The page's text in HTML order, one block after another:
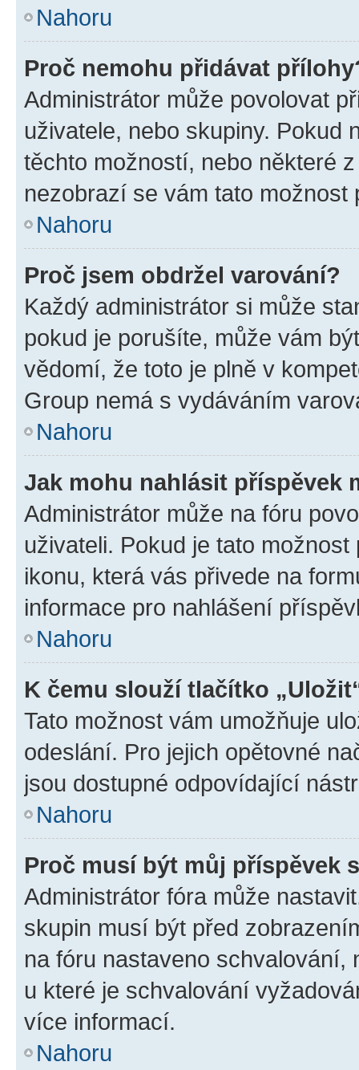
Nahoru
Proč nemohu přidávat
Administrátor může povolovat
uživatele, nebo skupiny. Pokud
těchto možností, nebo některé
nezobrazí se vám tato
Nahoru
Proč jsem obdržel varování?
Každý administrátor si může
pokud je porušíte, může vám
vědomí, že toto je plně v
Group nemá s vydáváním
Nahoru
Jak mohu nahlásit příspěvek
Administrátor může na fóru
uživateli. Pokud je tato
ikonu, která vás přivede na
informace pro nahlášení
Nahoru
K čemu slouží tlačítko
Tato možnost vám umožňuje
odeslání. Pro jejich opětovné
jsou dostupné odpovídající
Nahoru
Proč musí být můj příspěvek
Administrátor fóra může
skupin musí být před
na fóru nastaveno schvalování,
u které je schvalování
více informací.
Nahoru